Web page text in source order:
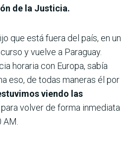
de la Justicia.
que está fuera del país, en un
y vuelve a Paraguay.
horaria con Europa, sabía
eso, de todas maneras él por
viendo las
para volver de forma inmediata